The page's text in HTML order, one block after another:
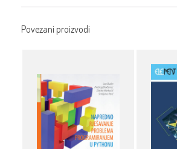
Povezani proizvodi